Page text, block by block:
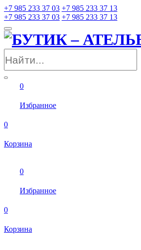
+7 985 233 37 03 +7 985 233 37 13
+7 985 233 37 03 +7 985 233 37 13
0
Избранное
0
Корзина
0
Избранное
0
Корзина